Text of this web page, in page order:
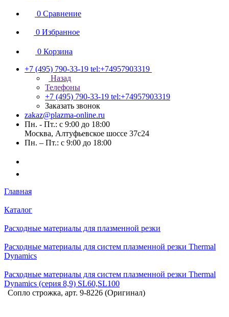
0 Сравнение
0 Избранное
0 Корзина
+7 (495) 790-33-19 tel:+74957903319
Назад
Телефоны
+7 (495) 790-33-19 tel:+74957903319
Заказать звонок
zakaz@plazma-online.ru
Пн. - Пт.: с 9:00 до 18:00
Москва, Алтуфьевское шоссе 37с24
Пн. – Пт.: с 9:00 до 18:00
Главная
Каталог
Расходные материалы для плазменной резки
Расходные материалы для систем плазменной резки Thermal
Dynamics
Расходные материалы для систем плазменной резки Thermal
Dynamics (серия 8,9) SL60,SL100
Сопло строжка, арт. 9-8226 (Оригинал)